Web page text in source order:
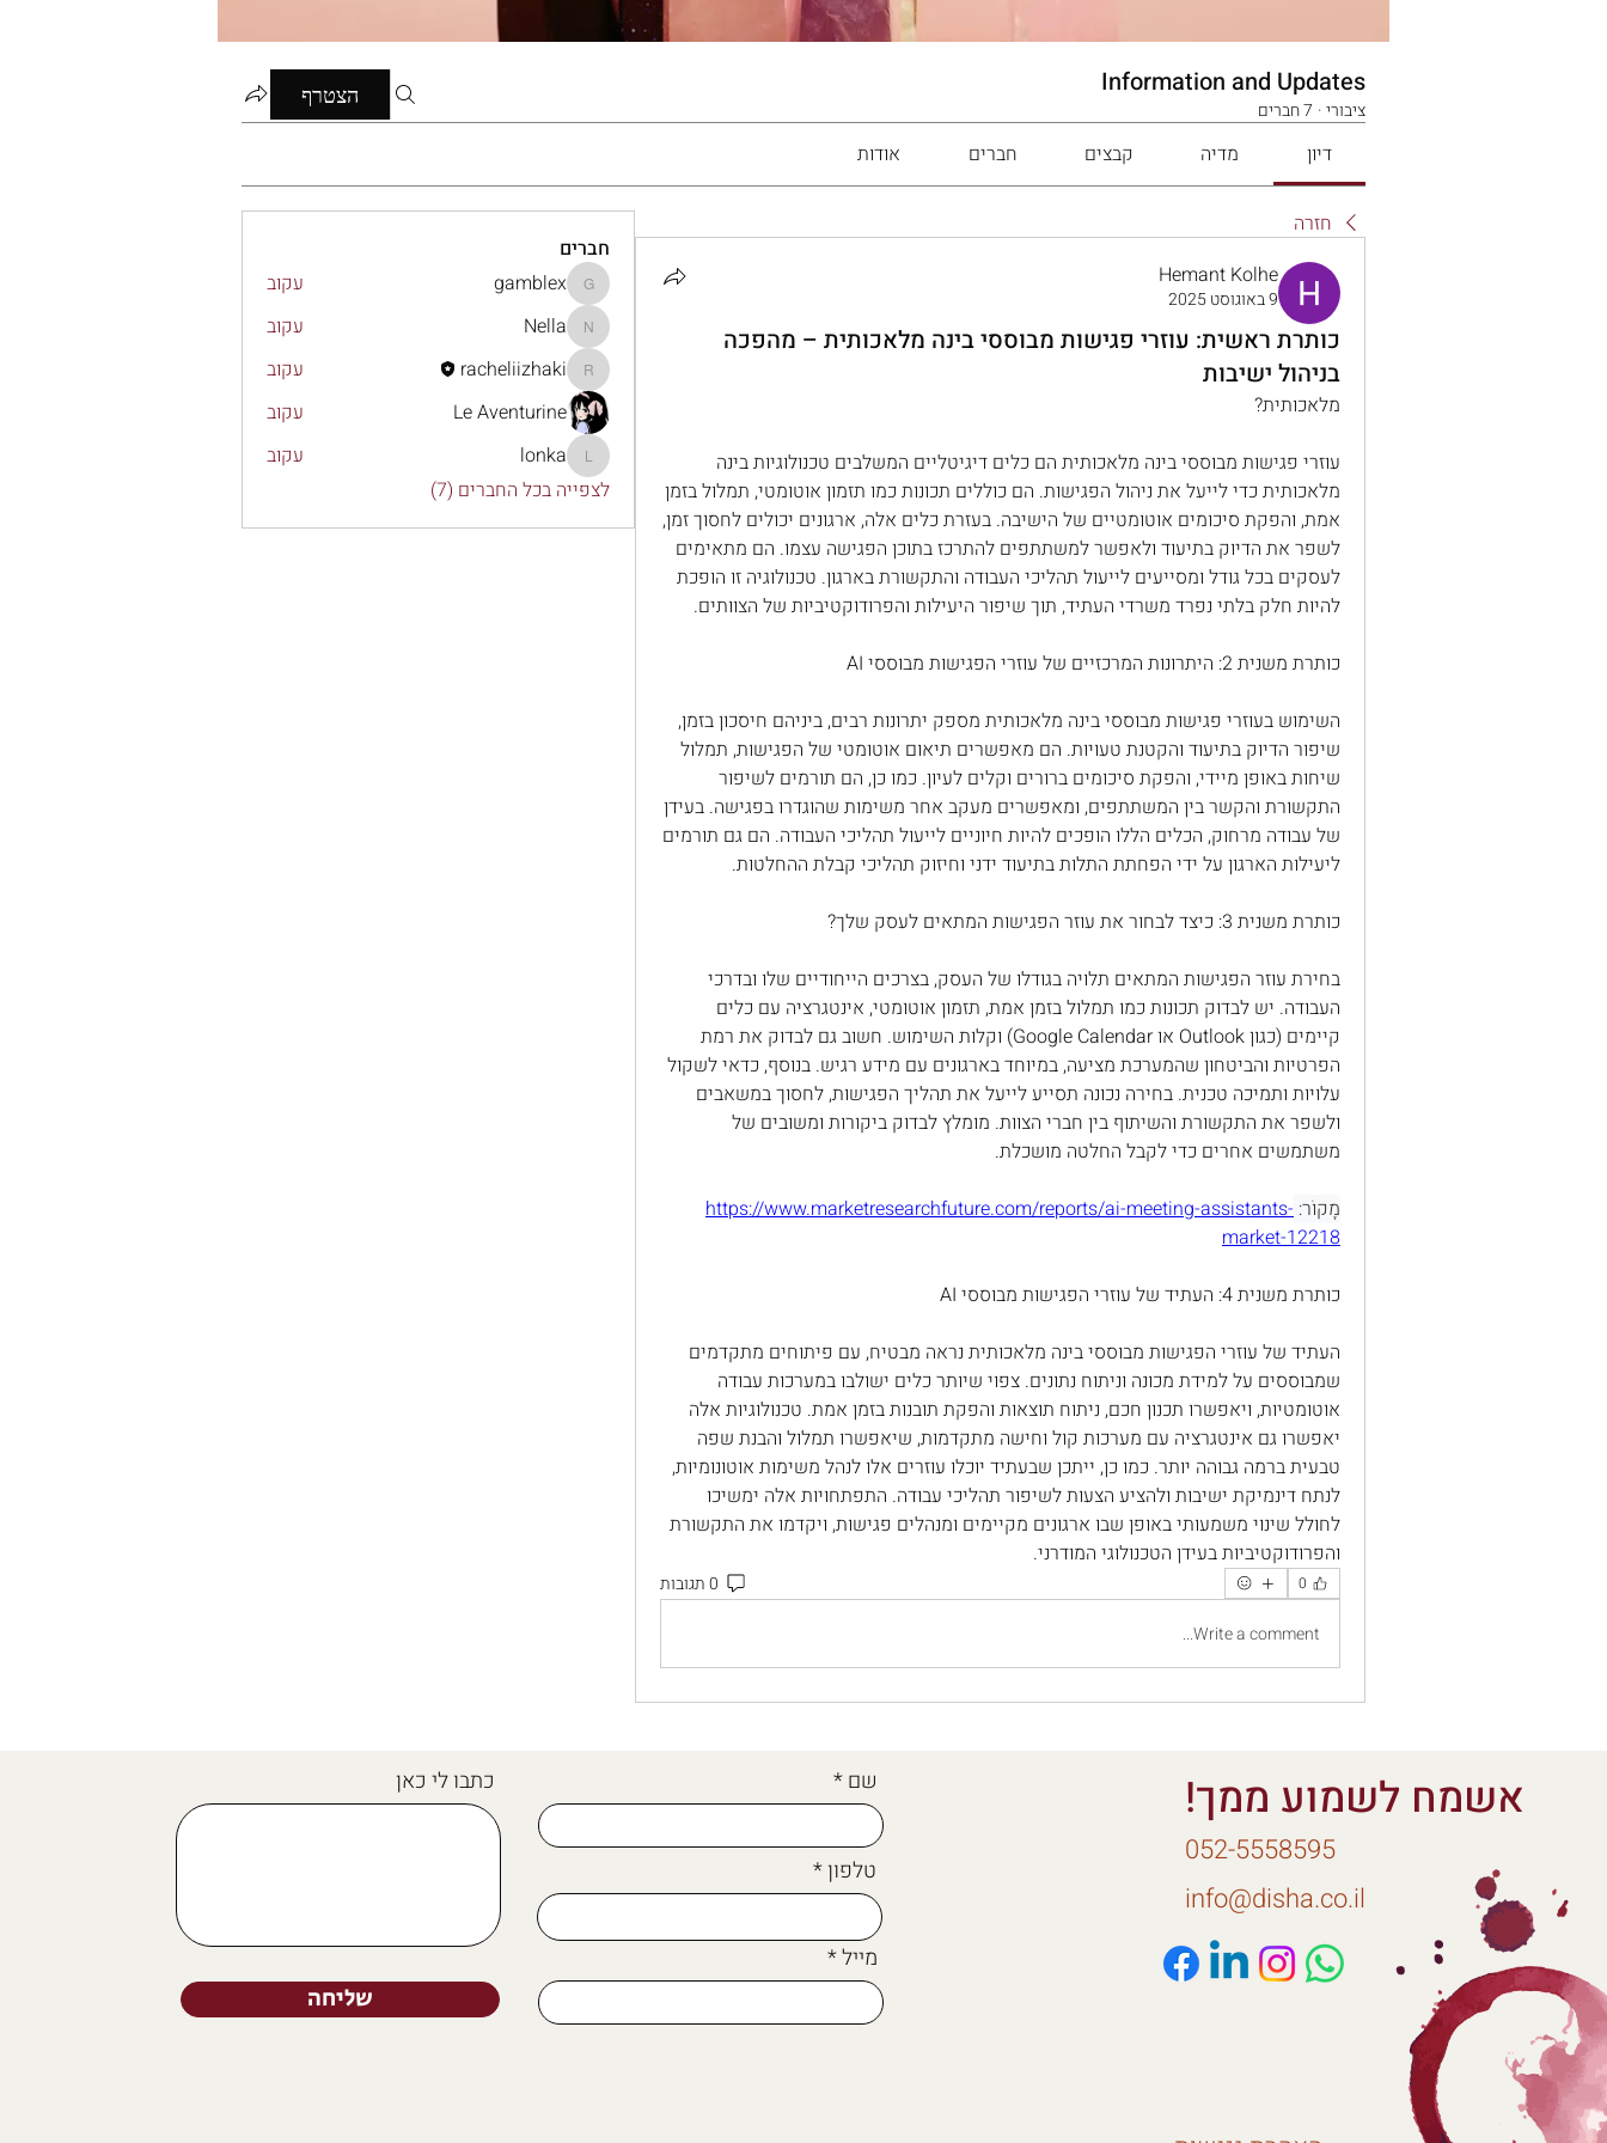
Information and Updates
ציבורי· 7 חברים
הצטרף
דיון מדיה קבצים חברים אודות
חזרה
Hemant Kolhe
9 באוגוסט 2025
כותרת ראשית: עוזרי פגישות מבוססי בינה מלאכותית – מהפכה
בניהול ישיבות
מלאכותית?
להיות חלק בלתי נפרד משרדי העתיד, תוך שיפור היעילות והפרודוקטיביות של הצוותים.
כותרת משנית 2: היתרונות המרכזיים של עוזרי הפגישות מבוססי AI
ליעילות הארגון על ידי הפחתת התלות בתיעוד ידני וחיזוק תהליכי קבלת ההחלטות.
כותרת משנית 3: כיצד לבחור את עוזר הפגישות המתאים לעסק שלך?
משתמשים אחרים כדי לקבל החלטה מושכלת.
מָקוֹר: https://www.marketresearchfuture.com/reports/ai-meeting-assistants-
market-12218
כותרת משנית 4: העתיד של עוזרי הפגישות מבוססי AI
והפרודוקטיביות בעידן הטכנולוגי המודרני.
0
0 תגובות
Write a comment...
חברים
gamblex
gamblex עקוב
Nella
Nella עקוב
racheliizhaki
racheliizhaki
עקוב
Le Aventurine
עקוב
lonka
lonka
עקוב
לצפייה בכל החברים (7)
כתבו לי כאן שם
טלפון
שליחה
מייל
אשמח לשמוע ממך!
052-5558595
info@disha.co.il